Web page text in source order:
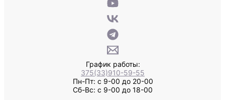
График работы:
375(33)910-59-55
Пн-Пт: с 9-00 до 20-00
Сб-Вс: с 9-00 до 18-00